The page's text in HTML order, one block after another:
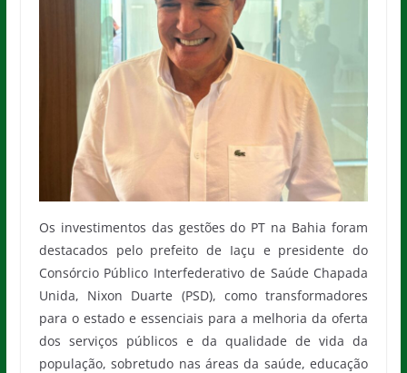
Os investimentos das gestões do PT na Bahia foram
destacados pelo prefeito de Iaçu e presidente do
Consórcio Público Interfederativo de Saúde Chapada
Unida, Nixon Duarte (PSD), como transformadores
para o estado e essenciais para a melhoria da oferta
dos serviços públicos e da qualidade de vida da
população, sobretudo nas áreas da saúde, educação